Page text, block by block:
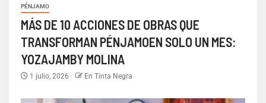
PÉNJAMO
MÁS DE 10 ACCIONES DE OBRAS QUE
TRANSFORMAN PÉNJAMOEN SOLO UN MES:
YOZAJAMBY MOLINA
1 julio, 2026 En Tinta Negra